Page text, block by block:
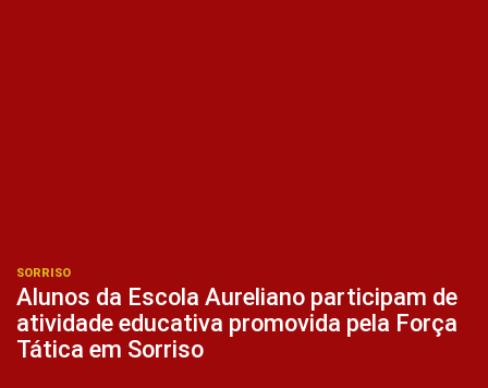
SORRISO
Alunos da Escola Aureliano participam de
atividade educativa promovida pela Força
Tática em Sorriso